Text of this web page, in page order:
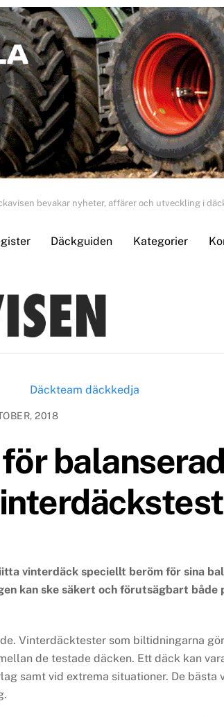
bevakar nyheter, affärer och utveckling i
Däckguiden Kategorier
2018
vinterdäck speciellt beröm för sina
kan ske säkert och förutsägbart både
Vinterdäcktester som biltidningarna
de testade däcken. Ett däck kan
samt vid extrema situationer. De bästa